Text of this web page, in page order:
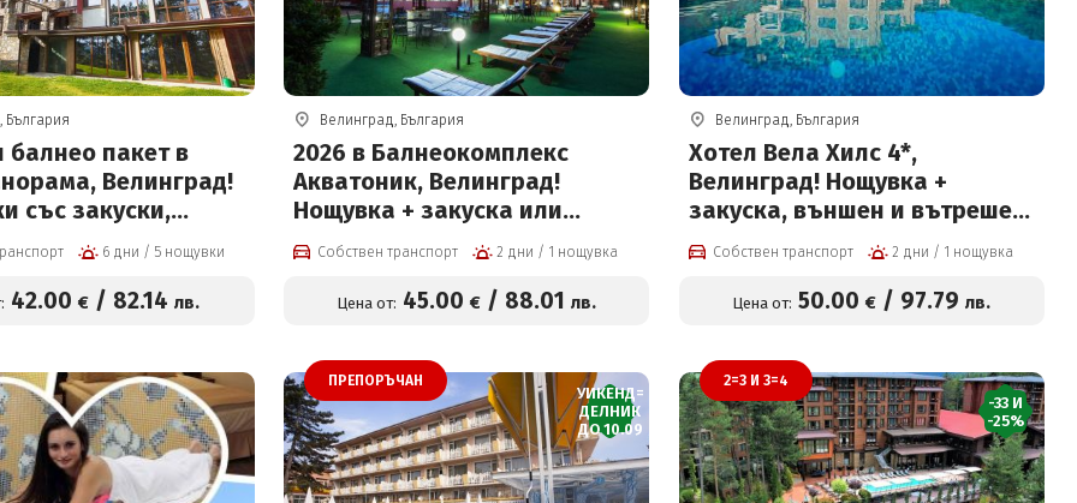
България
балнео пакет в
Велинград!
със закуски,
преглед, 2
на ден, басейн с
6 дни / 5 нощувки
42.00 €/ 82.14 лв.
Велинград, България
2026 в Балнеокомплекс
Акватоник, Велинград!
Нощувка + закуска или
закуска и вечеря, вътрешен
и външен акватоничен
басейн и Уелнес пакет на
Собствен транспорт 2 дни / 1 нощувка
Цена от: 45.00 € / 88.01 лв.
Велинград, България
Хотел Вела Хилс 4*,
Велинград! Нощувка +
закуска, външен и вътрешен
басейн, джакузи и СПА пакет
на цени от 50 евро на човек
Собствен транспорт 2 дни / 1 нощувка
Цена от: 50.00 € / 97.79 лв.
ПРЕПОРЪЧАН
УИКЕНД=
ДЕЛНИК
ДО 10.09
2=3 И 3=4
-33 И
-25%